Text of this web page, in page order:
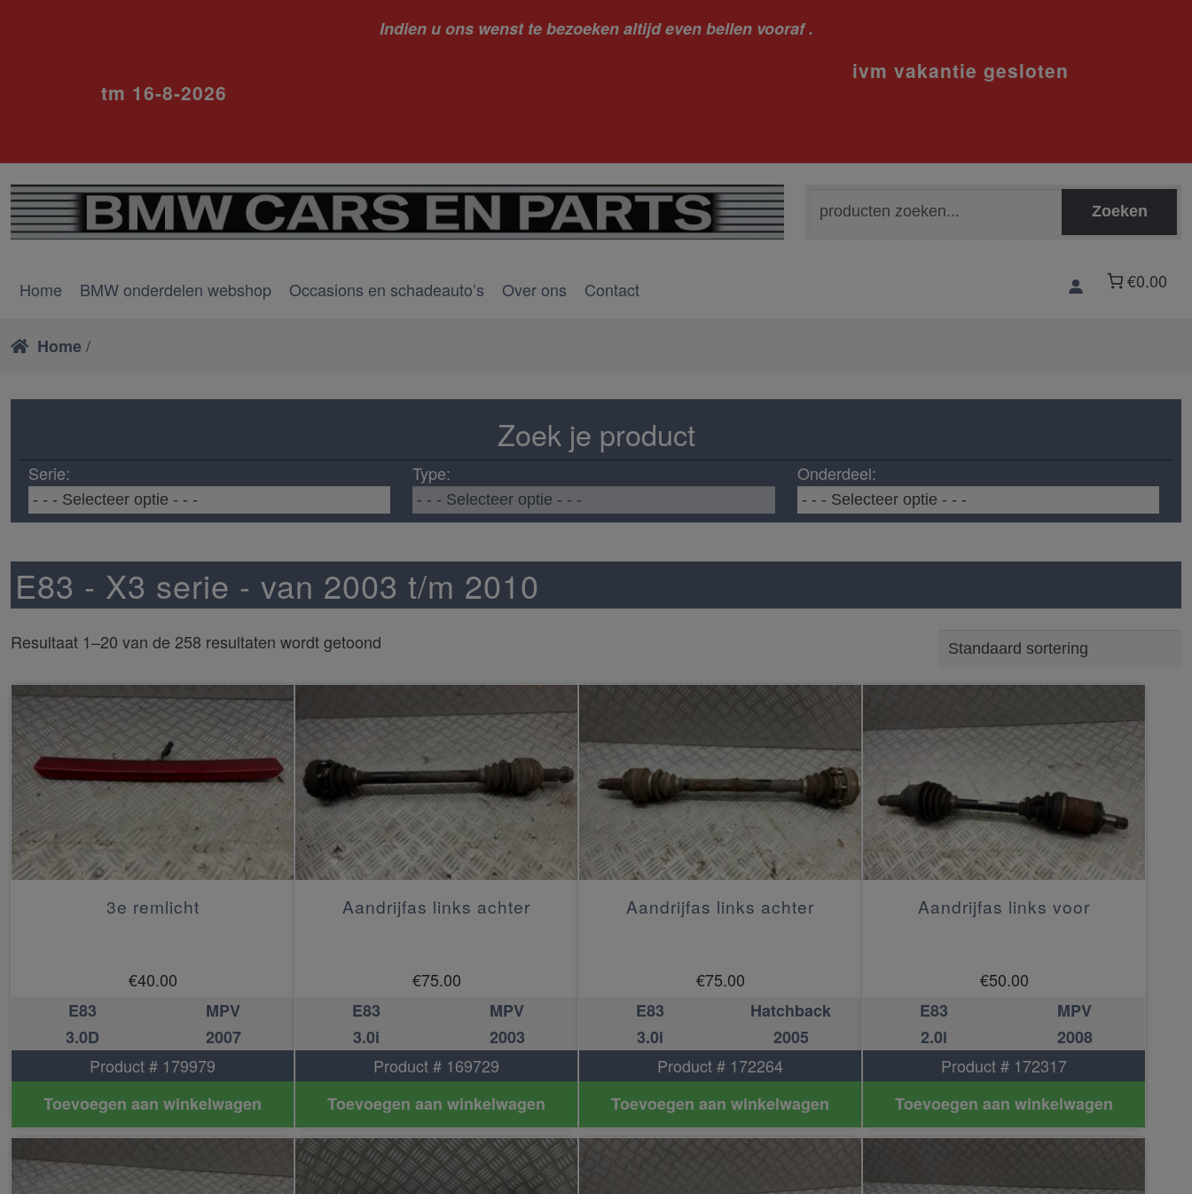
Indien u ons wenst te bezoeken altijd even bellen vooraf .
ivm vakantie gesloten
tm 16-8-2026
naar:
Zoeken
Home BMW onderdelen webshop Occasions en schadeauto’s Over ons Contact €0.00
Home/
Zoek je product
Serie: Type: Onderdeel:
E83 - X3 serie - van 2003 t/m 2010
Resultaat 1–20 van de 258 resultaten wordt getoond
3e remlicht
€40.00
E83
MPV
3.0D
2007
Product # 179979
Toevoegen aan winkelwagen
Aandrijfas links achter
€75.00
E83
MPV
3.0i
2003
Product # 169729
Toevoegen aan winkelwagen
Aandrijfas links achter
€75.00
E83
Hatchback
3.0i
2005
Product # 172264
Toevoegen aan winkelwagen
Aandrijfas links voor
€50.00
E83
MPV
2.0i
2008
Product # 172317
Toevoegen aan winkelwagen